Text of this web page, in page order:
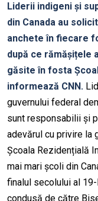
Liderii indigeni și
din Canada au
anchete în fiecare
după ce rămășițele
găsite în fosta
informează CNN.
guvernului federal
sunt responsabilii și
adevărul cu privire la
Școala Rezidențială
mai mari școli din
finalul secolului al
condusă de către